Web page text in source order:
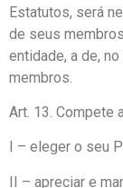
Estatutos, será
de seus
entidade, a de,
membros.
Art. 13. Compete
I – eleger o seu
II – apreciar e